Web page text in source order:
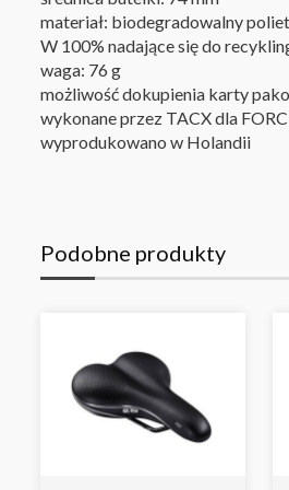
materiał: biodegradowalny
W 100% nadające się do
waga: 76 g
możliwość dokupienia karty
wykonane przez TACX dla
wyprodukowano w Holandii
Podobne produkty